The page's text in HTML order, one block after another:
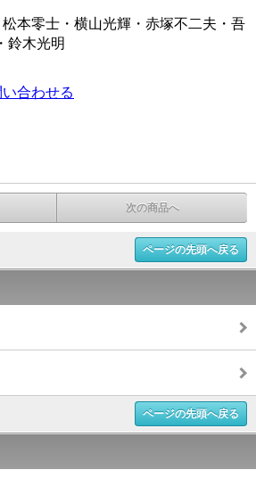
本零士・横山光輝・赤塚不二夫・吾
鈴木光明
合わせる
次の商品へ
ページの先頭へ戻る
ページの先頭へ戻る